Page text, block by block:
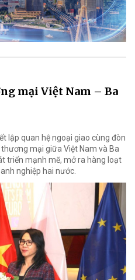
mại Việt Nam – Ba
lập quan hệ ngoại giao cùng đòn
thương mại giữa Việt Nam và Ba
triển mạnh mẽ, mở ra hàng loạt
nghiệp hai nước.